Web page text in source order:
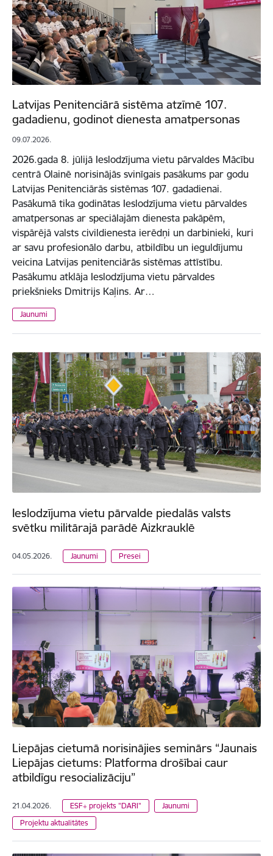
Latvijas Penitenciārā sistēma atzīmē 107.
gadadienu, godinot dienesta amatpersonas
09.07.2026.
2026.gada 8. jūlijā Ieslodzījuma vietu pārvaldes Mācību
centrā Olainē norisinājās svinīgais pasākums par godu
Latvijas Penitenciārās sistēmas 107. gadadienai.
Pasākumā tika godinātas Ieslodzījuma vietu pārvaldes
amatpersonas ar speciālajām dienesta pakāpēm,
vispārējā valsts civildienesta ierēdņi un darbinieki, kuri
ar savu profesionālo darbu, atbildību un ieguldījumu
veicina Latvijas penitenciārās sistēmas attīstību.
Pasākumu atklāja Ieslodzījuma vietu pārvaldes
priekšnieks Dmitrijs Kaļins. Ar…
Jaunumi
Ieslodzījuma vietu pārvalde piedalās valsts
svētku militārajā parādē Aizkrauklē
04.05.2026. Jaunumi Presei
Liepājas cietumā norisinājies seminārs “Jaunais
Liepājas cietums: Platforma drošībai caur
atbildīgu resocializāciju”
21.04.2026. ESF+ projekts "DARI"
Jaunumi
Projektu aktualitātes